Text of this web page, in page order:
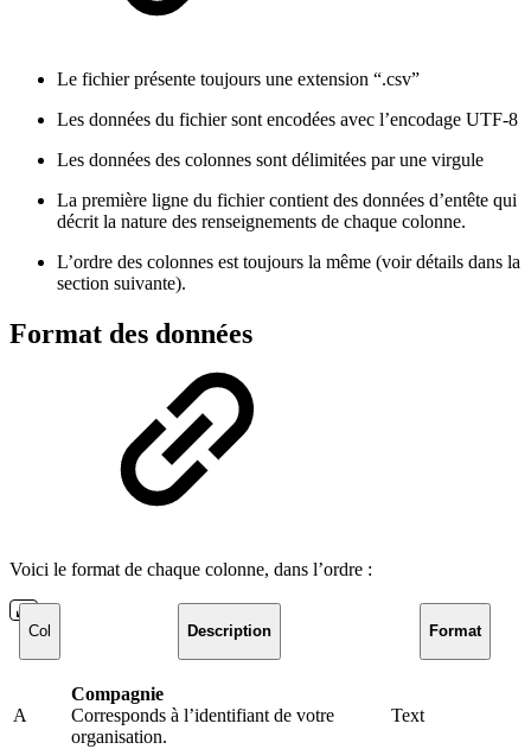
Le fichier présente toujours une extension “.csv”
Les données du fichier sont encodées avec l’encodage UTF-8
Les données des colonnes sont délimitées par une virgule
La première ligne du fichier contient des données d’entête qui
décrit la nature des renseignements de chaque colonne.
L’ordre des colonnes est toujours la même (voir détails dans la
section suivante).
Format des données
Voici le format de chaque colonne, dans l’ordre :
Col Description Format
A
Compagnie
Corresponds à l’identifiant de votre
organisation.
Text